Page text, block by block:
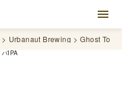
Urbanaut Brewing Ghost